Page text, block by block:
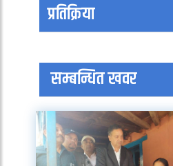
प्रतिक्रिया
सम्बन्धित खवर